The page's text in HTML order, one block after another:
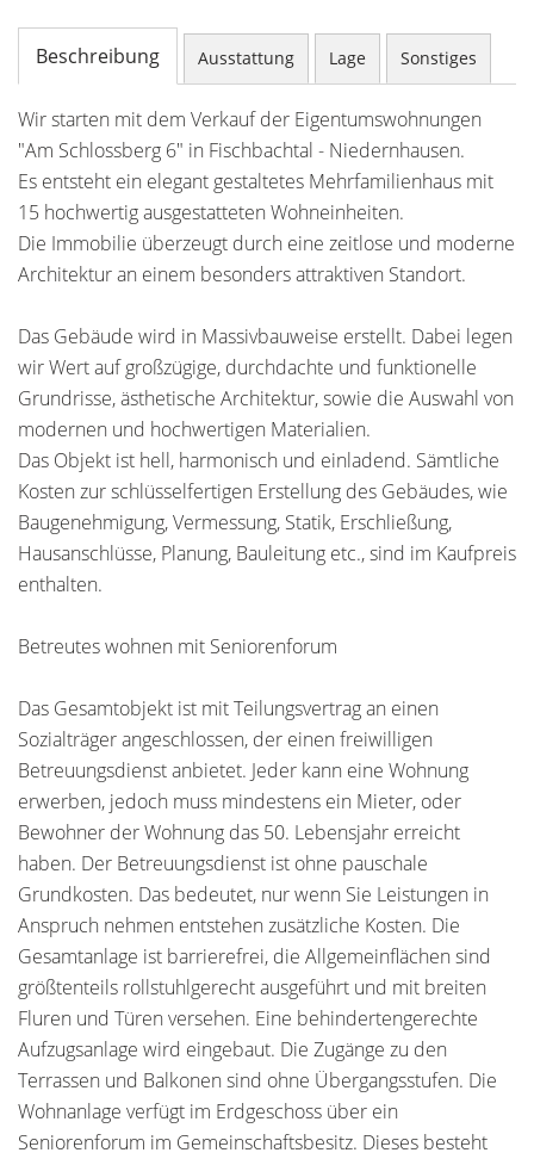
Beschreibung Ausstattung Lage Sonstiges
Wir starten mit dem Verkauf der Eigentumswohnungen
"Am Schlossberg 6" in Fischbachtal - Niedernhausen.
Es entsteht ein elegant gestaltetes Mehrfamilienhaus mit
15 hochwertig ausgestatteten Wohneinheiten.
Die Immobilie überzeugt durch eine zeitlose und moderne
Architektur an einem besonders attraktiven Standort.
Das Gebäude wird in Massivbauweise erstellt. Dabei legen
wir Wert auf großzügige, durchdachte und funktionelle
Grundrisse, ästhetische Architektur, sowie die Auswahl von
modernen und hochwertigen Materialien.
Das Objekt ist hell, harmonisch und einladend. Sämtliche
Kosten zur schlüsselfertigen Erstellung des Gebäudes, wie
Baugenehmigung, Vermessung, Statik, Erschließung,
Hausanschlüsse, Planung, Bauleitung etc., sind im Kaufpreis
enthalten.
Betreutes wohnen mit Seniorenforum
Das Gesamtobjekt ist mit Teilungsvertrag an einen
Sozialträger angeschlossen, der einen freiwilligen
Betreuungsdienst anbietet. Jeder kann eine Wohnung
erwerben, jedoch muss mindestens ein Mieter, oder
Bewohner der Wohnung das 50. Lebensjahr erreicht
haben. Der Betreuungsdienst ist ohne pauschale
Grundkosten. Das bedeutet, nur wenn Sie Leistungen in
Anspruch nehmen entstehen zusätzliche Kosten. Die
Gesamtanlage ist barrierefrei, die Allgemeinflächen sind
größtenteils rollstuhlgerecht ausgeführt und mit breiten
Fluren und Türen versehen. Eine behindertengerechte
Aufzugsanlage wird eingebaut. Die Zugänge zu den
Terrassen und Balkonen sind ohne Übergangsstufen. Die
Wohnanlage verfügt im Erdgeschoss über ein
Seniorenforum im Gemeinschaftsbesitz. Dieses besteht